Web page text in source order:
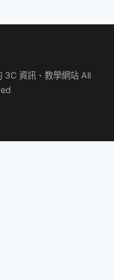
資訊、教學網站 All